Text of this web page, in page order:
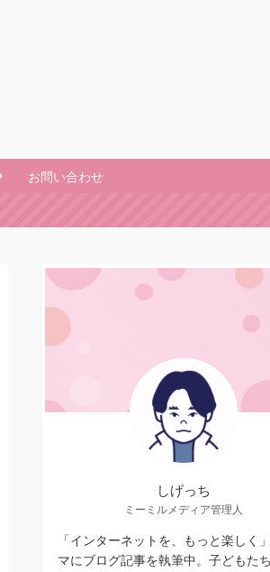
お問い合わせ
しげっち
ミーミルメディア管理人
「インターネットを、もっと楽しく
マにブログ記事を執筆中。子どもた